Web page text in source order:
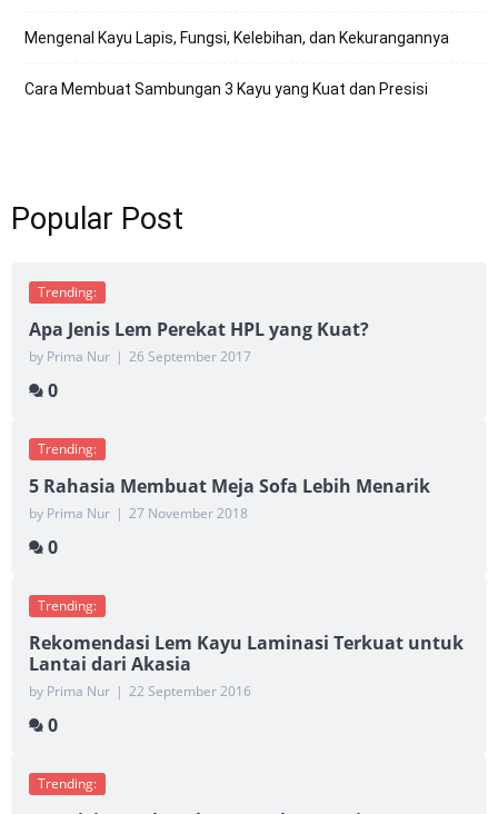
Mengenal Kayu Lapis, Fungsi, Kelebihan, dan Kekurangannya
Cara Membuat Sambungan 3 Kayu yang Kuat dan Presisi
Popular Post
Trending:
Apa Jenis Lem Perekat HPL yang Kuat?
by Prima Nur | 26 September 2017
0
Trending:
5 Rahasia Membuat Meja Sofa Lebih Menarik
by Prima Nur | 27 November 2018
0
Trending:
Rekomendasi Lem Kayu Laminasi Terkuat untuk
Lantai dari Akasia
by Prima Nur | 22 September 2016
0
Trending: